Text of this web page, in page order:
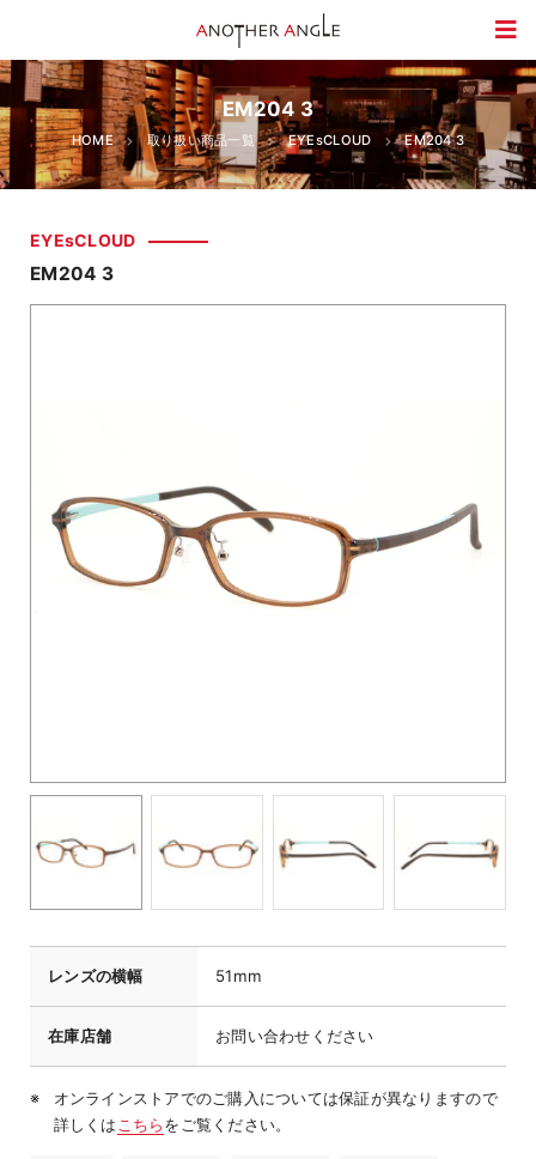
EM204 3
HOME 取り扱い商品一覧 EYEsCLOUD EM204 3
EYEsCLOUD
EM204 3
レンズの横幅 51mm
在庫店舗 お問い合わせください
オンラインストアでのご購入については保証が異なりますので
詳しくは こちらをご覧ください。